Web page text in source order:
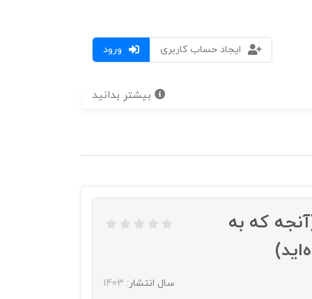
ورود
ایجاد حساب کاربری
بیشتر بدانید
که به
سال انتشار: 1403